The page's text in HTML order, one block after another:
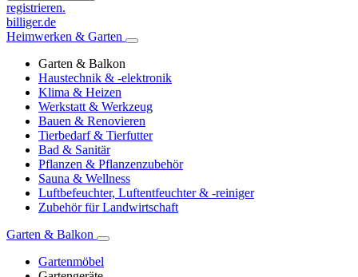
registrieren.
billiger.de
Heimwerken & Garten
Garten & Balkon
Haustechnik & -elektronik
Klima & Heizen
Werkstatt & Werkzeug
Bauen & Renovieren
Tierbedarf & Tierfutter
Bad & Sanitär
Pflanzen & Pflanzenzubehör
Sauna & Wellness
Luftbefeuchter, Luftentfeuchter & -reiniger
Zubehör für Landwirtschaft
Garten & Balkon
Gartenmöbel